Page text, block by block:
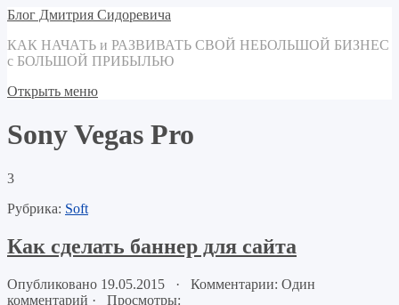
Блог Дмитрия Сидоревича
КАК НАЧАТЬ и РАЗВИВАТЬ СВОЙ НЕБОЛЬШОЙ БИЗНЕС
с БОЛЬШОЙ ПРИБЫЛЬЮ
Открыть меню
Sony Vegas Pro
3
Рубрика: Soft
Как сделать баннер для сайта
Опубликовано 19.05.2015 · Комментарии: Один
комментарий · Просмотры: